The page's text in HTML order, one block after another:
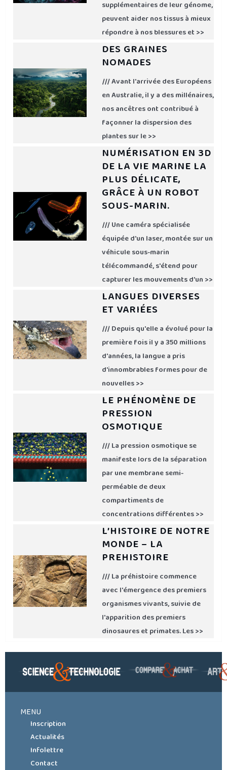
supplémentaires de leur génome,
peuvent aider nos tissus à mieux
répondre à nos blessures et >>
DES GRAINES
NOMADES
/// Avant l'arrivée des Européens
en Australie, il y a des millénaires,
nos ancêtres ont contribué à
façonner la dispersion des
plantes sur le >>
NUMÉRISATION EN 3D
DE LA VIE MARINE LA
PLUS DÉLICATE,
GRÂCE À UN ROBOT
SOUS-MARIN.
/// Une caméra spécialisée
équipée d'un laser, montée sur un
véhicule sous-marin
télécommandé, s'étend pour
capturer les mouvements d'un >>
LANGUES DIVERSES
ET VARIÉES
/// Depuis qu'elle a évolué pour la
première fois il y a 350 millions
d'années, la langue a pris
d'innombrables formes pour de
nouvelles >>
LE PHÉNOMÈNE DE
PRESSION
OSMOTIQUE
/// La pression osmotique se
manifeste lors de la séparation
par une membrane semi-
perméable de deux
compartiments de
concentrations différentes >>
L’HISTOIRE DE NOTRE
MONDE – LA
PREHISTOIRE
/// La préhistoire commence
avec l'émergence des premiers
organismes vivants, suivie de
l'apparition des premiers
dinosaures et primates. Les >>
MENU
Inscription
Actualités
Infolettre
Contact